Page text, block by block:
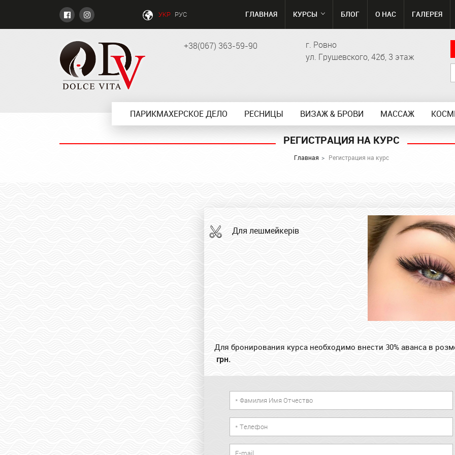
УКР РУС ГЛАВНАЯ КУРСЫ БЛОГ О НАС ГАЛЕРЕЯ
+38(067) 363-59-90
г. Ровно
ул. Грушевского, 42б, 3 этаж
ПАРИКМАХЕРСКОЕ ДЕЛО РЕСНИЦЫ ВИЗАЖ & БРОВИ МАСCАЖ
РЕГИСТРАЦИЯ НА КУРС
Главная Регистрация на курс
Для лешмейкерів
Для бронирования курса необходимо внести 30% аванса в
грн.